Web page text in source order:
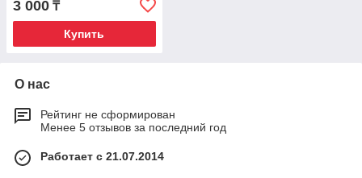
3 000 ₸
Купить
О нас
Рейтинг не сформирован
Менее 5 отзывов за последний год
Работает с 21.07.2014